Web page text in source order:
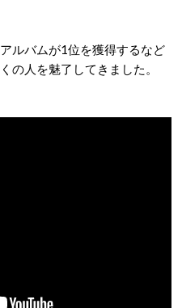
ルバムが1位を獲得するなど
の人を魅了してきました。